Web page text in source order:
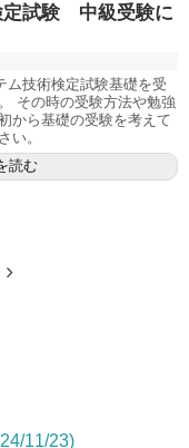
定試験 中級受験に
ム技術検定試験基礎を受
その時の受験方法や勉強
から基礎の受験を考えて
い。
読む
11/23)